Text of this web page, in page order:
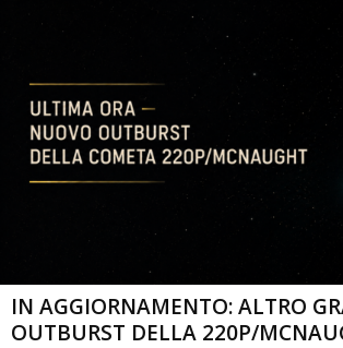
IN AGGIORNAMENTO: ALTRO
OUTBURST DELLA 220P/